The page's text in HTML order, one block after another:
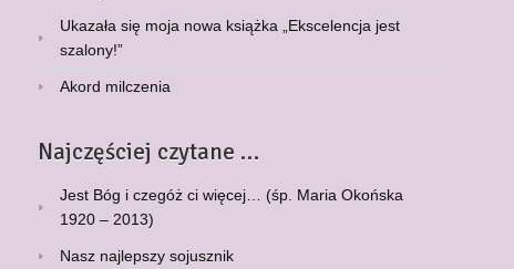
Ukazała się moja nowa książka „Ekscelencja jest
szalony!”
Akord milczenia
Najczęściej czytane …
Jest Bóg i czegóż ci więcej… (śp. Maria Okońska
1920 – 2013)
Nasz najlepszy sojusznik